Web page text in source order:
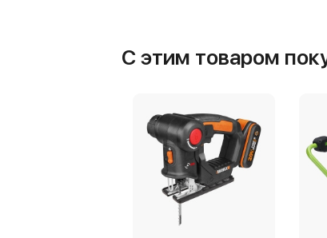
С этим товаром